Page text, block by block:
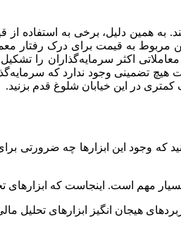
به همین دلیل، برخی به استفاده
مربوط به قیمت برای درک رفتار
اکثر سرمایه‌گذاران را تشکیل
هیچ تضمینی وجود ندارد که
کمتری در این خیابان شلوغ قدم بزنید.
که وجود این ابزارها چه ضرورتی
مهم است. اینجاست که ابزارهای
هیجان انگیز ابزارهای تحلیل